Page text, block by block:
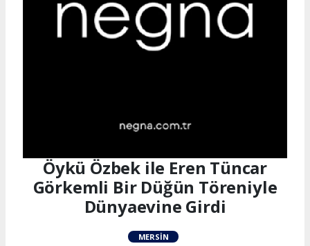
Öykü Özbek ile Eren Tüncar
Görkemli Bir Düğün Töreniyle
Dünyaevine Girdi
MERSIN